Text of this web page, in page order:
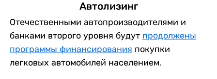
Автолизинг
Отечественными автопроизводителями и
банками второго уровня будут продолжены
программы финансирования покупки
легковых автомобилей населением.